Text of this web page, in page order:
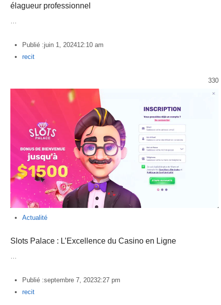
élagueur professionnel
…
Publié :juin 1, 202412:10 am
Author
recit
330
Actualité
Slots Palace : L’Excellence du Casino en Ligne
Publié :septembre 7, 20232:27 pm
Author
recit